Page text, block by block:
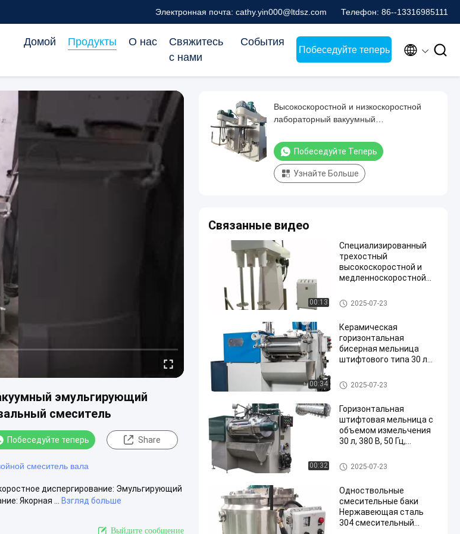
Электронная почта: cathy.yin000@ltdsz.com Телефон: 86--13316985111
Домой Продукты О нас
Свяжитесь
с нами
События
Побеседуйте теперь  
эмульгирующий
смеситель
Побеседуйте теперь Share
смеситель вала
диспергирование: Эмульгирующий
Якорная ...
Взгляд больше
Выйдите сообщение
Высокоскоростной и низкоскоростной
лабораторный вакуумный
нержавеющей стали SS304, двухвальный
смеситель
Побеседуйте Теперь
Узнайте Больше
Связанные видео
00:13
Специализированный
трехостный
высокоскоростной и
медленноскоростной
продуктов с высокой
вязкостью
Медленный микшер
2025-07-23
00:34
Керамическая
горизонтальная
бисерная мельница
штифтового типа 30 л
водной и
растворительной
Пенальная мельница
2025-07-23
00:32
Горизонтальная
штифтовая мельница с
объемом измельчения
30 л, 380 В, 50 Гц,
Пенальная мельница
2025-07-23
Одноствольные
смесительные баки
Нержавеющая сталь
304 смесительный